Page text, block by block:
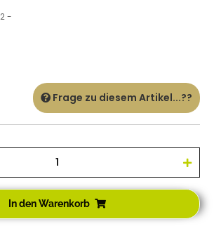
2 -
Frage zu diesem Artikel...??
In den Warenkorb